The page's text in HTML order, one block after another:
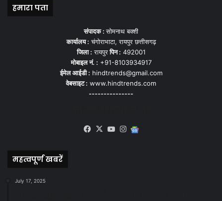
हमारा पता
संपादक :सोमनाथ बक्शी
कार्यालय : चंगोराभाटा, रायपुर छत्तीसगढ़
जिला : रायपुरपिन : 492001
मोबाइल नं. : +91-8103934917
ईमेल आईडी : hindtrends@gmail.com
वेबसाइट : www.hindtrends.com
---------------
Facebook
X YouTubeInstagram
महत्वपूर्ण खबरें
July 17, 2025